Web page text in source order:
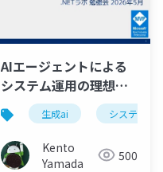
azure storage
AIエージェントによる
システム運用の理想と
現実
生成ai システム運
Kento
Yamada
500